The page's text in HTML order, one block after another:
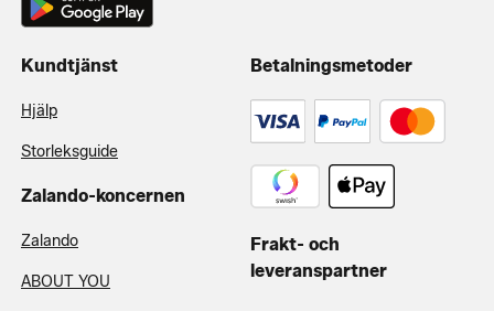
Kundtjänst
Hjälp
Storleksguide
Zalando-koncernen
Zalando
ABOUT YOU
Betalningsmetoder
Frakt- och
leveranspartner